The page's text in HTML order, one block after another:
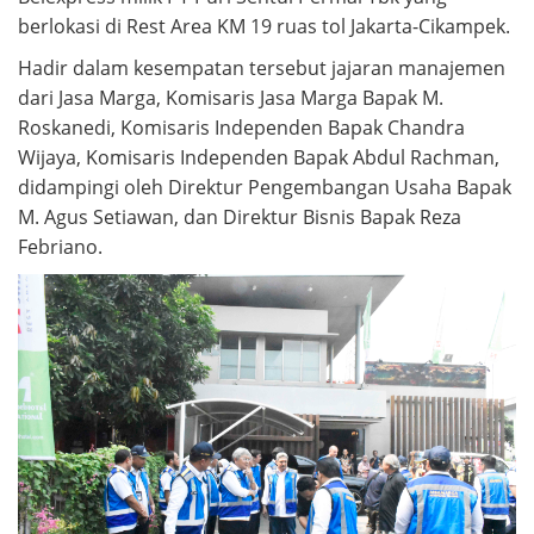
berlokasi di Rest Area KM 19 ruas tol Jakarta-Cikampek.
Hadir dalam kesempatan tersebut jajaran manajemen
dari Jasa Marga, Komisaris Jasa Marga Bapak M.
Roskanedi, Komisaris Independen Bapak Chandra
Wijaya, Komisaris Independen Bapak Abdul Rachman,
didampingi oleh Direktur Pengembangan Usaha Bapak
M. Agus Setiawan, dan Direktur Bisnis Bapak Reza
Febriano.